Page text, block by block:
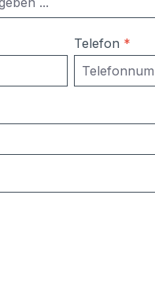
Telefon *